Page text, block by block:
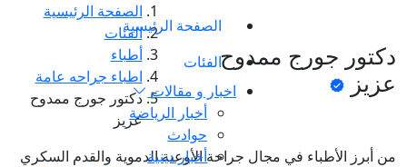
الصفحة الرئيسية
الفئات
اخبار و مقالات
أخبار الرياضة
حوادث
أخبار دينية
دكتور جورج ممدوح
عزيز
الصفحة الرئيسية
الفئات
أطباء
اطباء جراحه عامة
دكتور جورج ممدوح
عزيز
من أبرز الأطباء في مجال جراحة الأوعية الدموية والقدم السكري